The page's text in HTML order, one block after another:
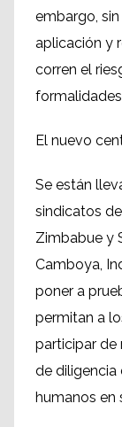
embargo,
aplicación y
corren el
El nuevo
Se están
sindicatos
Zimbabue y
Camboya,
poner a
permitan a
participar de
de diligencia
humanos en